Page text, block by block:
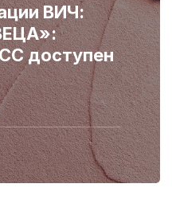
ВИЧ:
доступен